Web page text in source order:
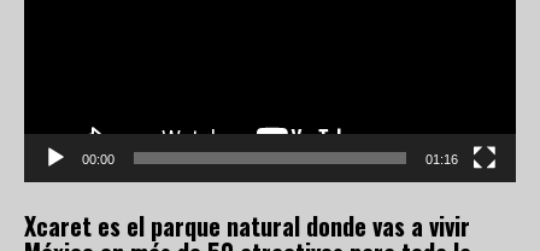
00:00 01:16
Xcaret es el parque natural donde vas a vivir